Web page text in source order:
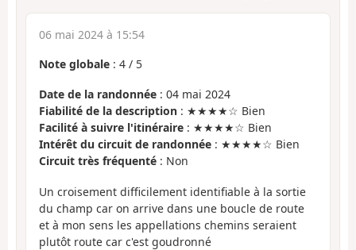
06 mai 2024 à 15:54
Note globale : 4 / 5
Date de la randonnée : 04 mai 2024
Fiabilité de la description : ★★★★☆ Bien
Facilité à suivre l'itinéraire : ★★★★☆ Bien
Intérêt du circuit de randonnée : ★★★★☆ Bien
Circuit très fréquenté : Non
Un croisement difficilement identifiable à la sortie
du champ car on arrive dans une boucle de route
et à mon sens les appellations chemins seraient
plutôt route car c'est goudronné